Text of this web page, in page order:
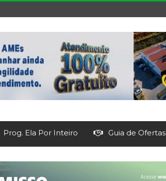
Prog. Ela Por Inteiro Guia de Ofertas